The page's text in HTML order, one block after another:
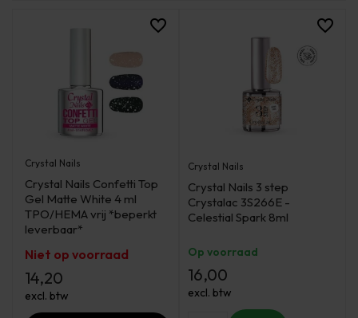
Crystal Nails
Crystal Nails Confetti Top
Gel Matte White 4 ml
TPO/HEMA vrij *beperkt
leverbaar*
Niet op voorraad
14,20
excl. btw
Crystal Nails
Crystal Nails 3 step
Crystalac 3S266E -
Celestial Spark 8ml
Op voorraad
16,00
excl. btw